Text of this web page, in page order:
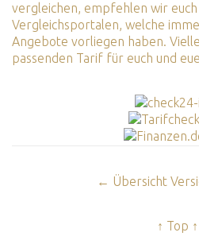
vergleichen, empfehlen wir euch
Vergleichsportalen, welche
Angebote vorliegen haben.
passenden Tarif für euch und
← Übersicht
↑ Top ↑